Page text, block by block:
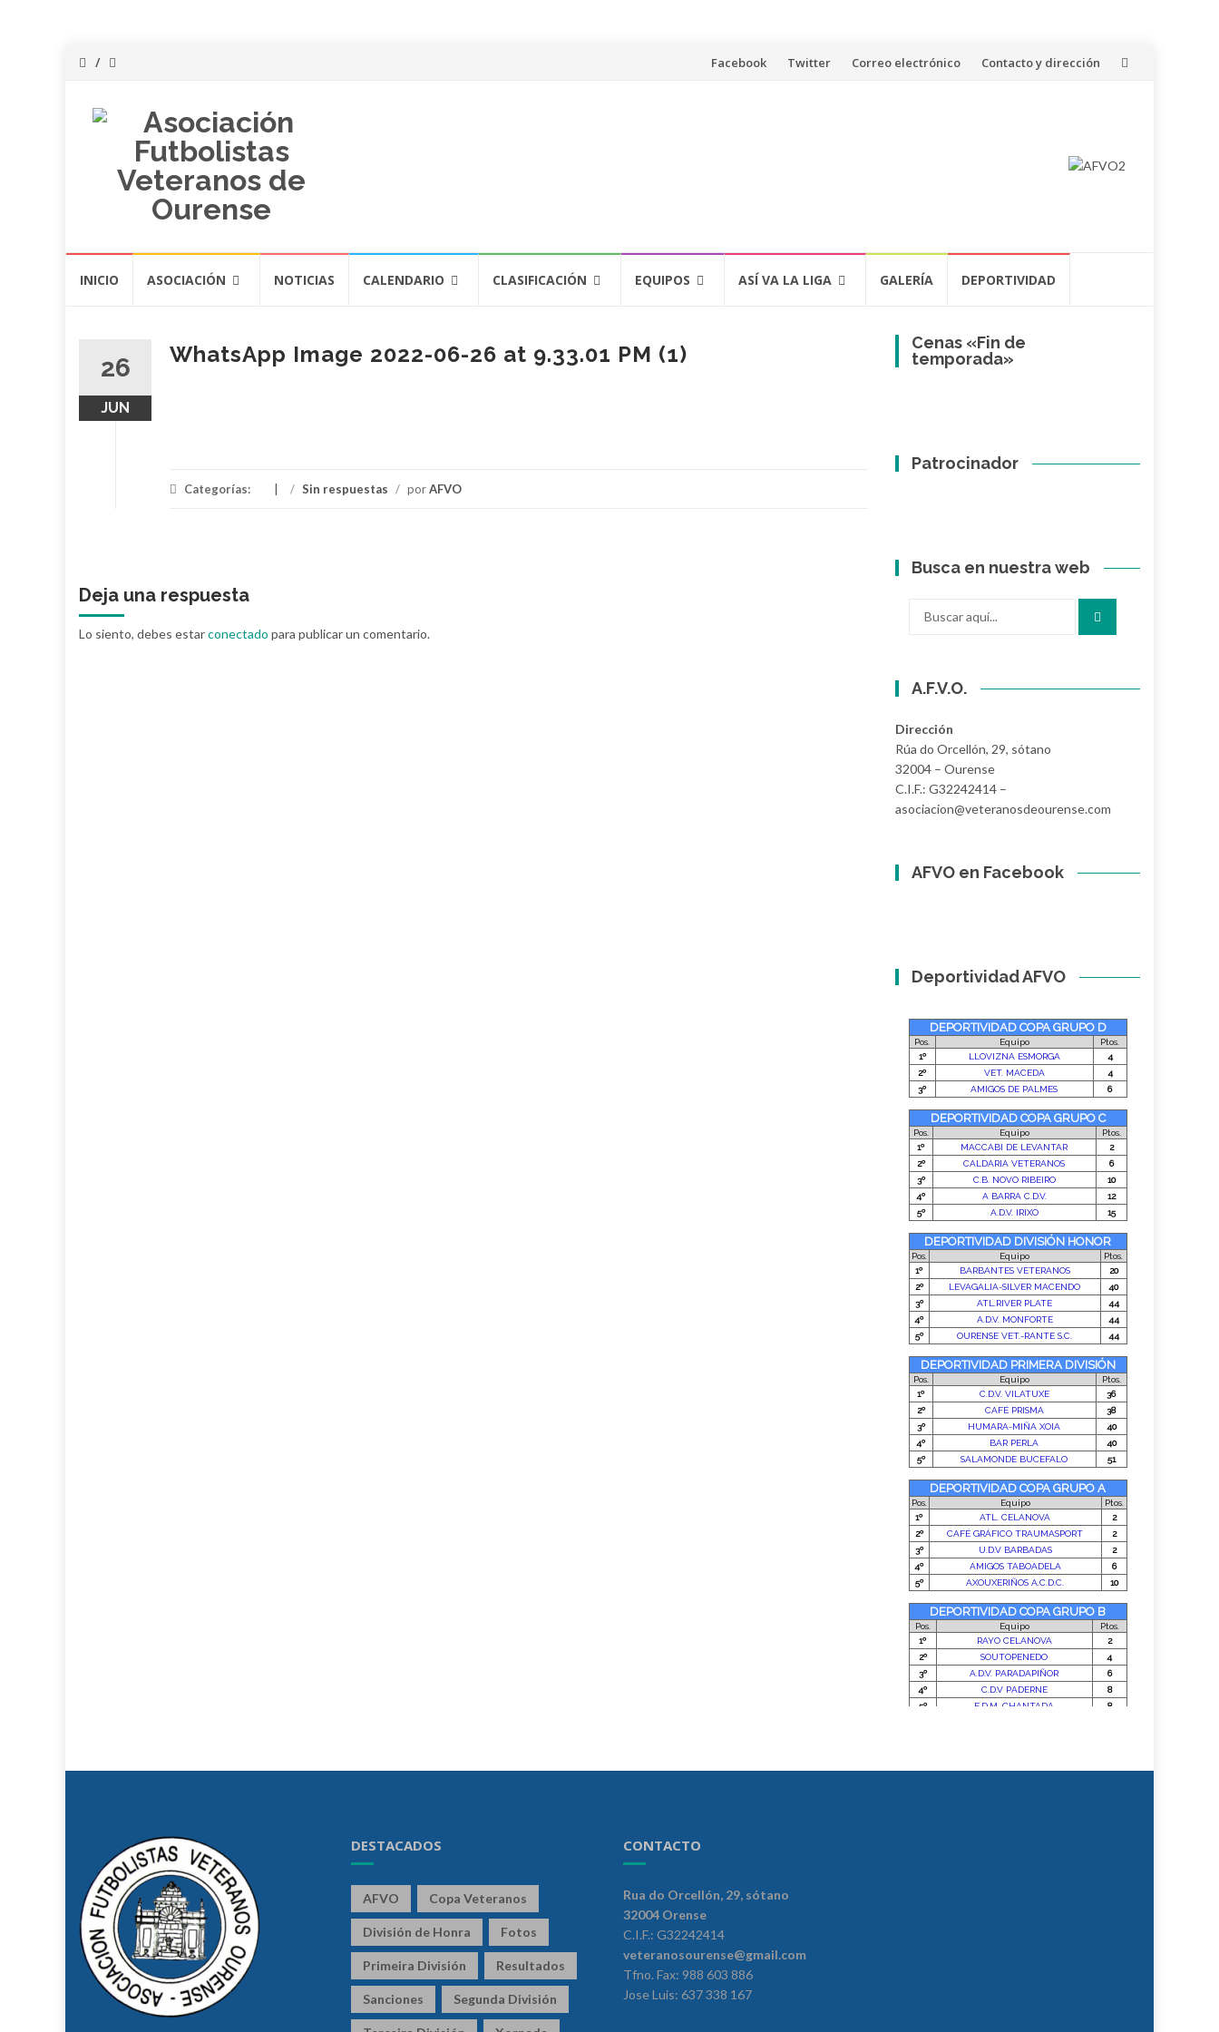
Saltar
Facebook Twitter Correo electrónico Contacto y dirección
INICIO ASOCIACIÓN NOTICIAS CALENDARIO CLASIFICACIÓN EQUIPOS ASÍ VA LA LIGA GALERÍA DEPORTIVIDAD
26
JUN
WhatsApp Image 2022-06-26 at 9.33.01 PM (1)
Categorías: / Sin respuestas / porAFVO
Deja una respuesta
Lo siento, debes estarconectado para publicar un comentario.
Cenas «Fin de
temporada»
Patrocinador
Busca en nuestra web
A.F.V.O.
Dirección
Rúa do Orcellón, 29, sótano
32004 – Ourense
C.I.F.: G32242414 –
asociacion@veteranosdeourense.com
AFVO en Facebook
Deportividad AFVO
DESTACADOS
AFVO Copa Veteranos
División de Honra Fotos
Primeira División Resultados
Sanciones Segunda División
CONTACTO
Rua do Orcellón, 29, sótano
32004 Orense
C.I.F.: G32242414
veteranosourense@gmail.com
Tfno. Fax: 988 603 886
Jose Luis: 637 338 167